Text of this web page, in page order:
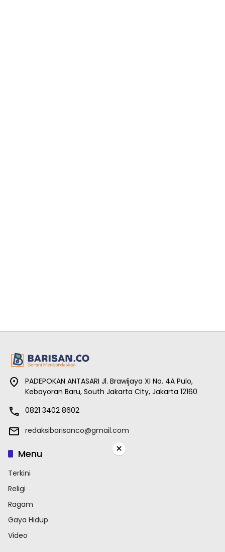
PADEPOKAN ANTASARI Jl. Brawijaya XI No. 4A Pulo,
Kebayoran Baru, South Jakarta City, Jakarta 12160
0821 3402 8602
redaksibarisanco@gmail.com
Menu
Terkini
Religi
Ragam
Gaya Hidup
Video
×